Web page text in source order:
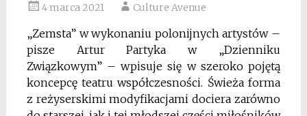
4 marca 2021 Culture Avenue
„Zemsta” w wykonaniu polonijnych artystów –
pisze Artur Partyka w „Dzienniku
Związkowym” – wpisuje się w szeroko pojętą
koncepcę teatru współczesności. Świeża forma
z reżyserskimi modyfikacjami dociera zarówno